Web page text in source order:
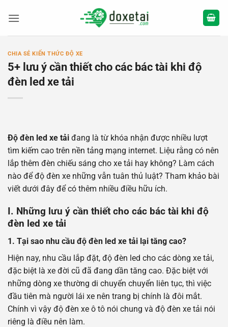
qua
CHIA SẺ KIẾN THỨC ĐỘ XE
5+ lưu ý cần thiết cho các bác tài khi độ
đèn led xe tải
Độ đèn led xe tải đang là từ khóa nhận được nhiều lượt
tìm kiếm cao trên nền tảng mạng internet. Liệu rằng có nên
lắp thêm đèn chiếu sáng cho xe tải hay không? Làm cách
nào để độ đèn xe những vẫn tuân thủ luật? Tham khảo bài
viết dưới đây để có thêm nhiều điều hữu ích.
I. Những lưu ý cần thiết cho các bác tài khi độ
đèn led xe tải
1. Tại sao nhu cầu độ đèn led xe tải lại tăng cao?
Hiện nay, nhu cầu lắp đặt, độ đèn led cho các dòng xe tải,
đặc biệt là xe đời cũ đã đang dần tăng cao. Đặc biệt với
những dòng xe thường di chuyển chuyển liên tục, thì việc
đầu tiên mà người lái xe nên trang bị chính là đôi mắt.
Chính vì vậy độ đèn xe ô tô nói chung và độ đèn xe tải nói
riêng là điều nên làm.